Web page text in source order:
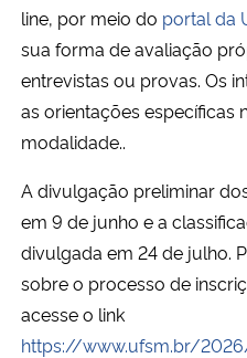
line, por meio do portal da
sua forma de avaliação
entrevistas ou provas. Os
as orientações específicas
modalidade..
A divulgação preliminar
em 9 de junho e a
divulgada em 24 de julho.
sobre o processo de
acesse o link
https://www.ufsm.br/